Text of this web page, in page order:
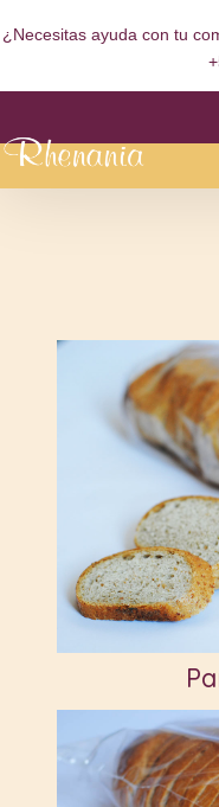
¿Necesitas ayuda con tu